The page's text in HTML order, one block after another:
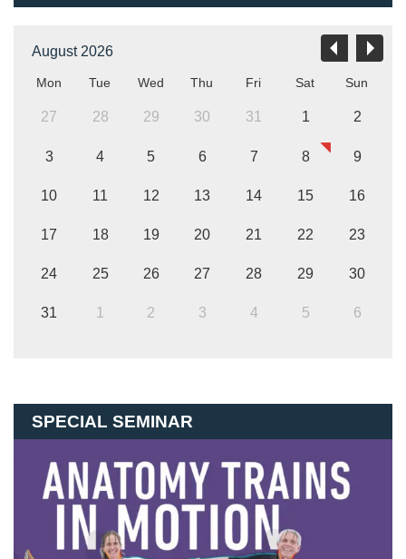
August 2026
Mon Tue Wed Thu Fri Sat Sun
27 28 29 30 31 1 2
3 4 5 6 7 8 9
10 11 12 13 14 15 16
17 18 19 20 21 22 23
24 25 26 27 28 29 30
31 1 2 3 4 5 6
SPECIAL SEMINAR